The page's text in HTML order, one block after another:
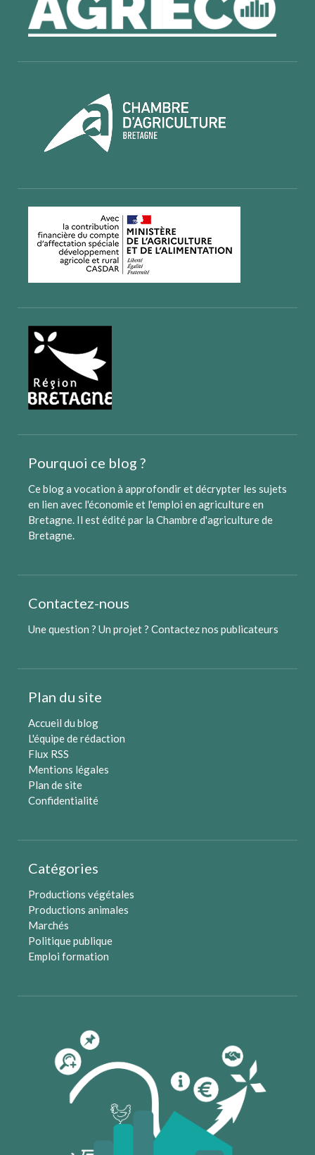
Pourquoi ce blog ?
Ce blog a vocation à approfondir et décrypter les sujets
en lien avec l'économie et l'emploi en agriculture en
Bretagne. Il est édité par la Chambre d'agriculture de
Bretagne.
Contactez-nous
Une question ? Un projet ? Contactez nos publicateurs
Plan du site
Accueil du blog
L'équipe de rédaction
Flux RSS
Mentions légales
Plan de site
Confidentialité
Catégories
Productions végétales
Productions animales
Marchés
Politique publique
Emploi formation